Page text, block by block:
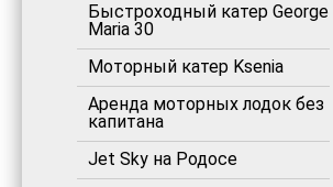
Быстроходный катер George
Maria 30
Моторный катер Ksenia
Аренда моторных лодок без
капитана
Jet Sky на Родосе